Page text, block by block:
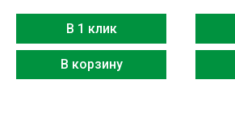
В 1 клик
В корзину